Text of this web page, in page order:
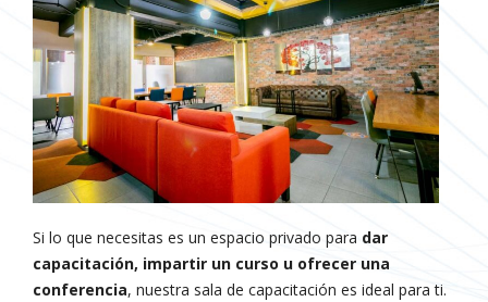
Si lo que necesitas es un espacio privado para dar
capacitación, impartir un curso u ofrecer una
conferencia, nuestra sala de capacitación es ideal para ti.